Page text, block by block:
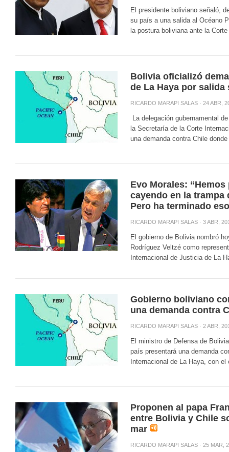
El presidente boliviano señaló,
su país a una salida al Océano
la postura boliviana ante la
Bolivia oficializó
de La Haya por salida
RICARDO MARAPI SALAS · 24 ABR,
La delegación gubernamental
la Secretaría de la Corte
una demanda contra Chile
Evo Morales:
cayendo en la trampa
Pero ha terminado
RICARDO MARAPI SALAS · 3 ABR,
El gobierno de Bolivia nombró
Rodríguez Veltzé como
Internacional de Justicia de La
Gobierno boliviano
una demanda contra
RICARDO MARAPI SALAS · 2 ABR,
El ministro de Defensa de
país presentará una demanda
Internacional de La Haya, con
Proponen al papa
entre Bolivia y Chile
mar
RICARDO MARAPI SALAS · 25 MAR,